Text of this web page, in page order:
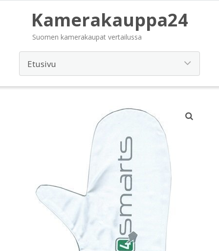
Kamerakauppa24
Suomen kamerakaupat vertailussa